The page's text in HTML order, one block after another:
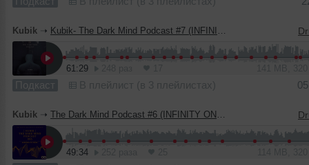
Kubik ➝ Kubik- The Dark Mind Podcast #7 (INFINITY ON MUSIC PODCAST)
61:29
Подкаст В плейлист (в 3 плейлистах)
Kubik ➝ The Dark Mind Podcast #6 (INFINITY ON MUSIC PODCAST)
49:34